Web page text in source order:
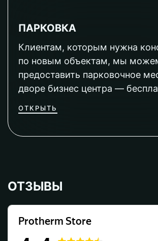
ПАРКОВКА
Клиентам, которым нужна
по новым объектам, мы
предоставить парковочное
дворе бизнес центра —
ОТКРЫТЬ
ОТЗЫВЫ